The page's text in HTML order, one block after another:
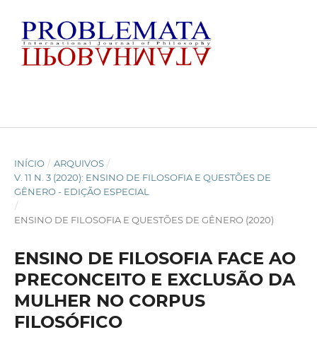
INÍCIO / ARQUIVOS /
V. 11 N. 3 (2020): ENSINO DE FILOSOFIA E QUESTÕES DE
GÊNERO - EDIÇÃO ESPECIAL
/
ENSINO DE FILOSOFIA E QUESTÕES DE GÊNERO (2020)
ENSINO DE FILOSOFIA FACE AO
PRECONCEITO E EXCLUSÃO DA
MULHER NO CORPUS
FILOSÓFICO